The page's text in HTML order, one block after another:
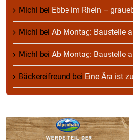
Michl bei Ebbe im Rhein –
Michl bei Ab Montag: Baustelle
Michl bei Ab Montag: Baustelle
Bäckereifreund bei Eine Ära ist